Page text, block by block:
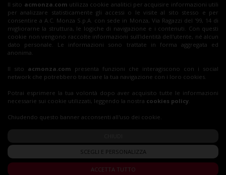
Insieme al Monza
Biglietti
Cookie Policy|Accessibilità Digitale
Il sito acmonza.com utilizza cookie analitici per acquisire informazioni utili
per analizzare statisticamente gli accessi o le visite al sito stesso e per
consentire a A.C. Monza S.p.A. con sede in Monza, Via Ragazzi del '99, 14 di
migliorarne la struttura, le logiche di navigazione e i contenuti. Con questi
cookie non vengono raccolte informazioni sull'identità dell'utente, né alcun
dato personale. Le informazioni sono trattate in forma aggregata ed
anonima.
Il sito acmonza.com presenta funzioni che interagiscono con i social
network che potrebbero tracciare la tua navigazione con i loro cookies.
Potrai esprimere la tua volontà dopo aver acquisito tutte le informazioni
necessarie sui cookie utilizzati, leggendo la nostra cookies policy.
Chiudendo questo banner acconsenti all'uso dei cookie.
SCEGLI E PERSONALIZZA
ACCETTA TUTTO